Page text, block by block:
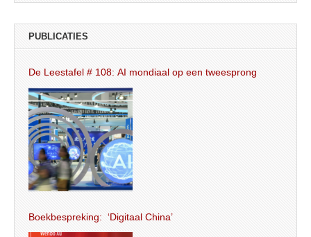
PUBLICATIES
De Leestafel # 108: AI mondiaal op een tweesprong
Boekbespreking: ‘Digitaal China’